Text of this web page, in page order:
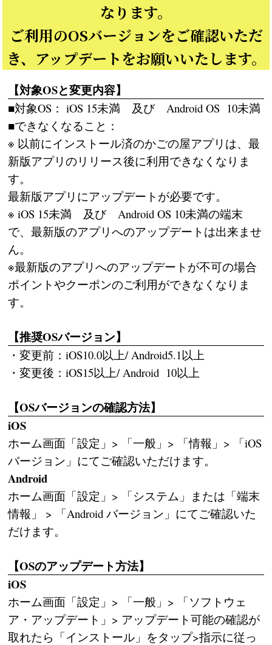
なります。
ご利用のOSバージョンをご確認いただ
き、アップデートをお願いいたします。
【対象OSと変更内容】
■対象OS： iOS 15未満 及び Android OS 10未満
■できなくなること：
※ 以前にインストール済のかごの屋アプリは、最
新版アプリのリリース後に利用できなくなりま
す。
最新版アプリにアップデートが必要です。
※ iOS 15未満 及び Android OS 10未満の端末
で、最新版のアプリへのアップデートは出来ませ
ん。
※最新版のアプリへのアップデートが不可の場合
ポイントやクーポンのご利用ができなくなりま
す。
【推奨OSバージョン】
・変更前：iOS10.0以上/ Android5.1以上
・変更後：iOS15以上/ Android 10以上
【OSバージョンの確認方法】
iOS
ホーム画面「設定」> 「一般」> 「情報」> 「iOS
バージョン」にてご確認いただけます。
Android
ホーム画面「設定」> 「システム」または「端末
情報」 > 「Android バージョン」にてご確認いた
だけます。
【OSのアップデート方法】
iOS
ホーム画面「設定」> 「一般」> 「ソフトウェ
ア・アップデート」> アップデート可能の確認が
取れたら「インストール」をタップ>指示に従っ